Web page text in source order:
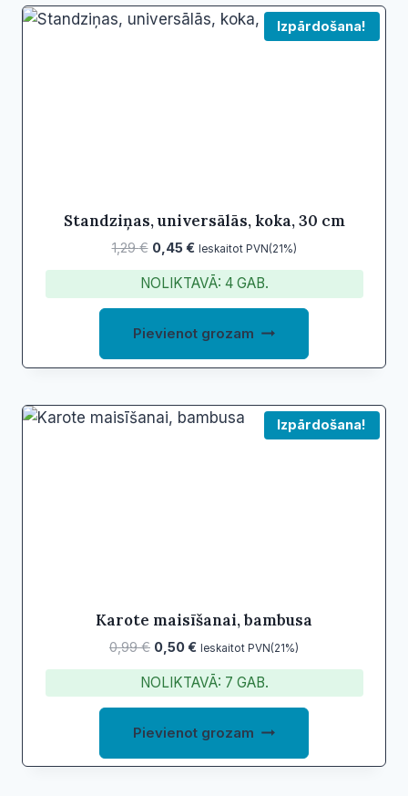
Izpārdošana!
Standziņas, universālās, koka, 30 cm
1,29€ Original
price
was:
1,29 €.
0,45€Current
price
is:
0,45 €.
Ieskaitot PVN(21%)
NOLIKTAVĀ: 4 GAB.
Pievienot grozam
Izpārdošana!
Karote maisīšanai, bambusa
0,99€ Original
price
was:
0,99 €.
0,50€Current
price
is:
0,50 €.
Ieskaitot PVN(21%)
NOLIKTAVĀ: 7 GAB.
Pievienot grozam